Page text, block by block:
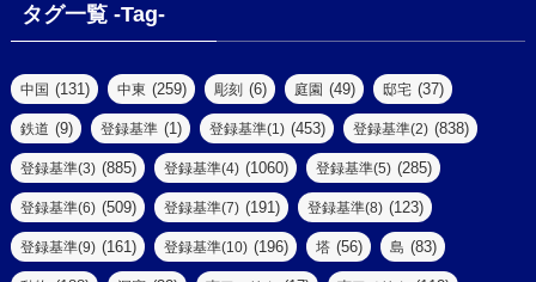
(5)
(39)
(290)
(7)
(14)
(61)
(9)
(2)
(8)
(4)
(8)
(2)
(47)
(2)
(1)
(2)
タグ一覧 -Tag-
中国 (131) 中東 (259) 彫刻 (6) 庭園 (49) 邸宅 (37)
鉄道 (9) 登録基準 (1) 登録基準(1) (453) 登録基準(2) (838)
登録基準(3) (885) 登録基準(4) (1060) 登録基準(5) (285)
登録基準(6) (509) 登録基準(7) (191) 登録基準(8) (123)
登録基準(9) (161) 登録基準(10) (196) 塔 (56) 島 (83)